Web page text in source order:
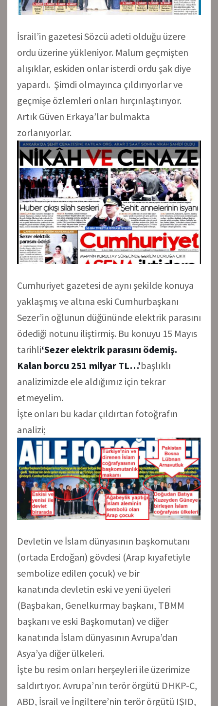
İsrail’in gazetesi Sözcü adeti olduğu üzere
ordu üzerine yükleniyor. Malum geçmişten
alışıklar, eskiden onlar isterdi ordu şak diye
yapardı. Şimdi olmayınca çıldırıyorlar ve
geçmişe özlemleri onları hırçınlaştırıyor.
Artık Güven Erkaya’lar bulmakta
zorlanıyorlar.
Cumhuriyet gazetesi de aynı şekilde konuya
yaklaşmış ve altına eski Cumhurbaşkanı
Sezer’in oğlunun düğününde elektrik parasını
ödediği notunu iliştirmiş. Bu konuyu 15 Mayıs
tarihli‘Sezer elektrik parasını ödemiş.
Kalan borcu 251 milyar TL…’başlıklı
analizimizde ele aldığımız için tekrar
etmeyelim.
İşte onları bu kadar çıldırtan fotoğrafın
analizi;
Devletin ve İslam dünyasının başkomutanı
(ortada Erdoğan) gövdesi (Arap kıyafetiyle
sembolize edilen çocuk) ve bir
kanatında devletin eski ve yeni üyeleri
(Başbakan, Genelkurmay başkanı, TBMM
başkanı ve eski Başkomutan) ve diğer
kanatında İslam dünyasının Avrupa’dan
Asya’ya diğer ülkeleri.
İşte bu resim onları herşeyleri ile üzerimize
saldırtıyor. Avrupa’nın terör örgütü DHKP-C,
ABD, İsrail ve İngiltere’nin terör örgütü IŞID,